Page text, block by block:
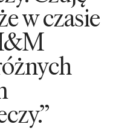
w czasie